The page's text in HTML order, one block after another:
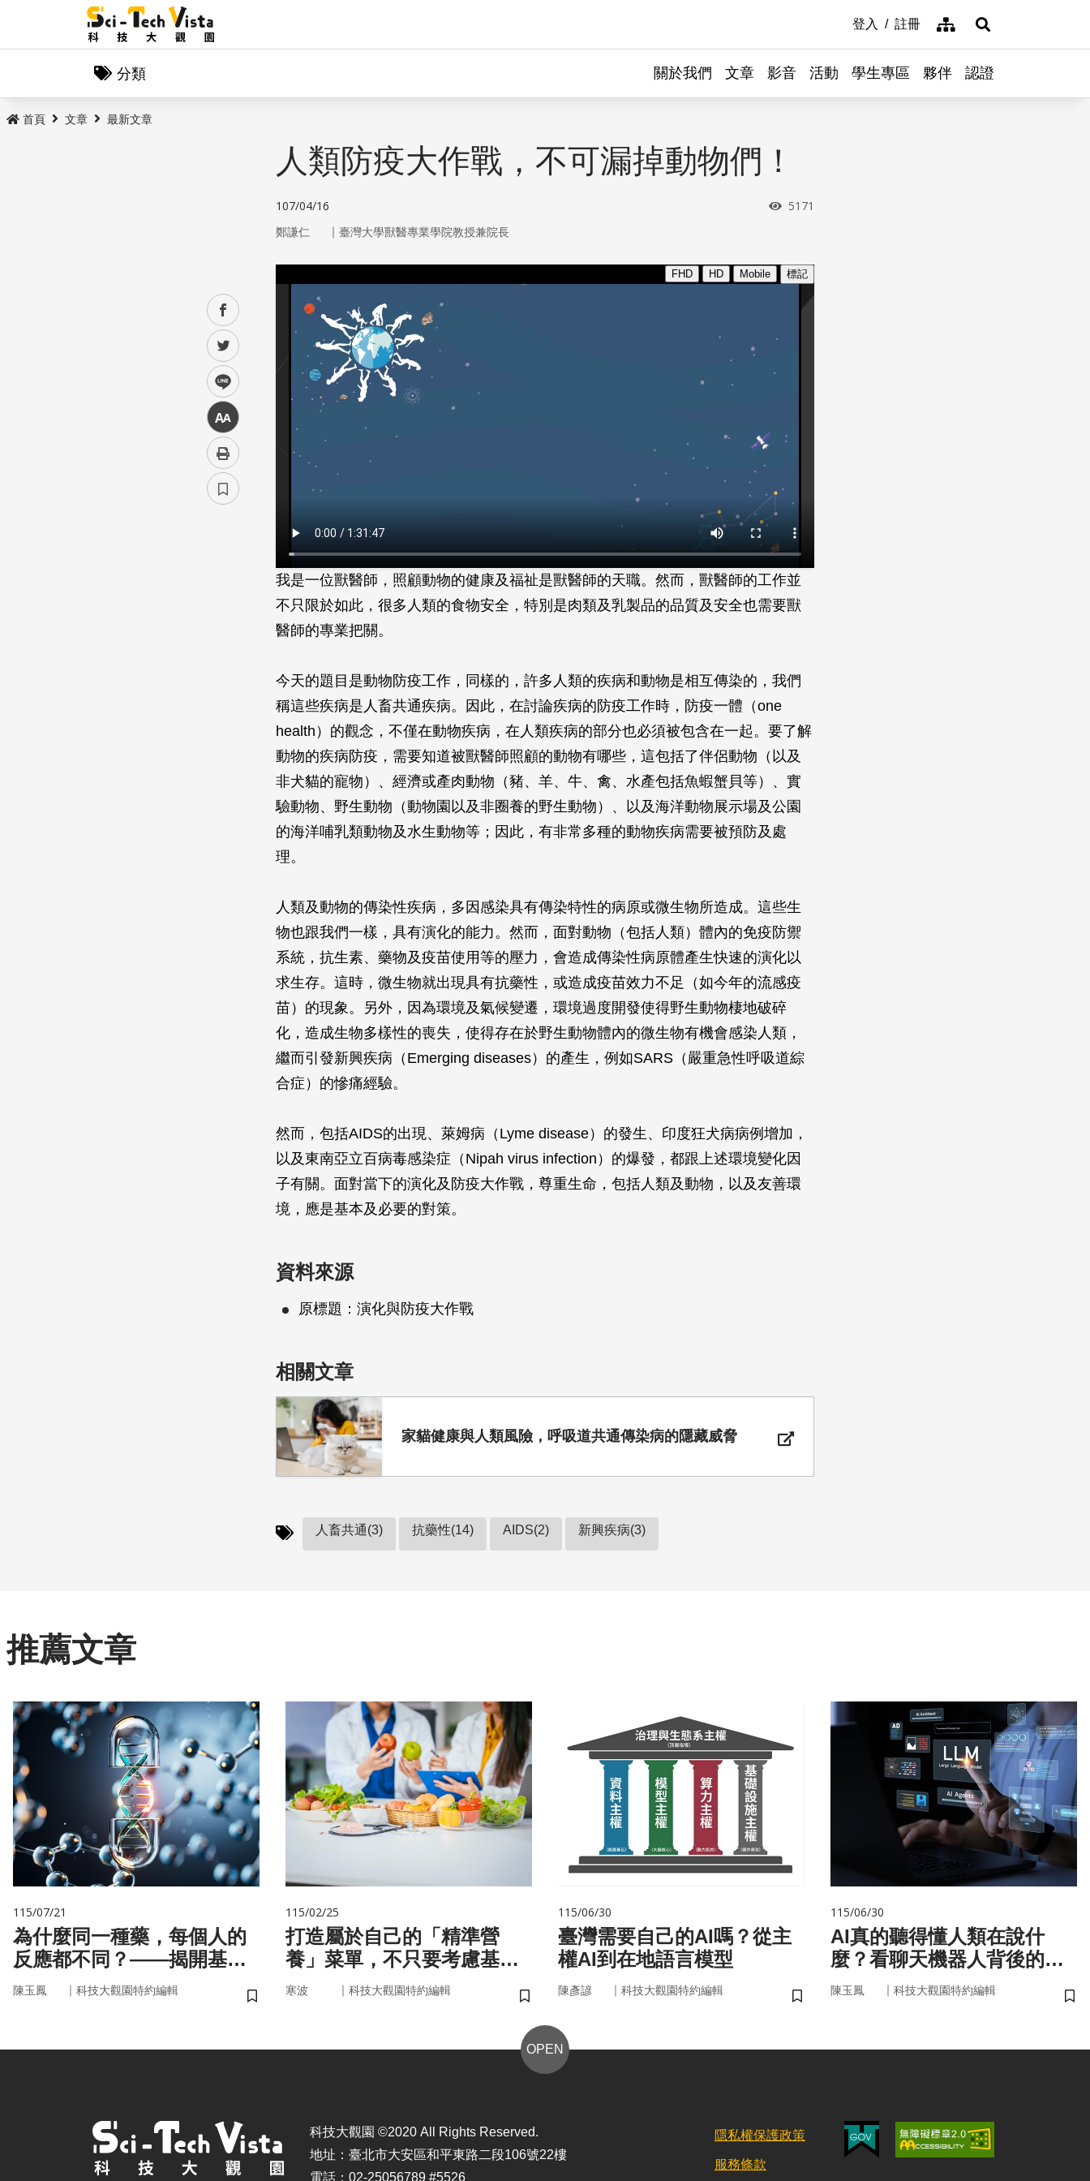
登入 註冊 網站導覽展開搜尋
分類 關於我們 文章 影音 活動 學生專區 夥伴 認證
首頁 文章 最新文章
facebook
twitter
line
中
人類防疫大作戰，不可漏掉動物們！
107/04/16 瀏覽次數
5171
鄭謙仁 ｜ 臺灣大學獸醫專業學院教授兼院長
我是一位獸醫師，照顧動物的健康及福祉是獸醫師的天職。然而，獸醫師的工作並
不只限於如此，很多人類的食物安全，特別是肉類及乳製品的品質及安全也需要獸
醫師的專業把關。
今天的題目是動物防疫工作，同樣的，許多人類的疾病和動物是相互傳染的，我們
稱這些疾病是人畜共通疾病。因此，在討論疾病的防疫工作時，防疫一體（one
health）的觀念，不僅在動物疾病，在人類疾病的部分也必須被包含在一起。要了解
動物的疾病防疫，需要知道被獸醫師照顧的動物有哪些，這包括了伴侶動物（以及
非犬貓的寵物）、經濟或產肉動物（豬、羊、牛、禽、水產包括魚蝦蟹貝等）、實
驗動物、野生動物（動物園以及非圈養的野生動物）、以及海洋動物展示場及公園
的海洋哺乳類動物及水生動物等；因此，有非常多種的動物疾病需要被預防及處
理。
人類及動物的傳染性疾病，多因感染具有傳染特性的病原或微生物所造成。這些生
物也跟我們一樣，具有演化的能力。然而，面對動物（包括人類）體內的免疫防禦
系統，抗生素、藥物及疫苗使用等的壓力，會造成傳染性病原體產生快速的演化以
求生存。這時，微生物就出現具有抗藥性，或造成疫苗效力不足（如今年的流感疫
苗）的現象。另外，因為環境及氣候變遷，環境過度開發使得野生動物棲地破碎
化，造成生物多樣性的喪失，使得存在於野生動物體內的微生物有機會感染人類，
繼而引發新興疾病（Emerging diseases）的產生，例如SARS（嚴重急性呼吸道綜
合症）的慘痛經驗。
然而，包括AIDS的出現、萊姆病（Lyme disease）的發生、印度狂犬病病例增加，
以及東南亞立百病毒感染症（Nipah virus infection）的爆發，都跟上述環境變化因
子有關。面對當下的演化及防疫大作戰，尊重生命，包括人類及動物，以及友善環
境，應是基本及必要的對策。
資料來源
原標題：演化與防疫大作戰
相關文章
家貓健康與人類風險，呼吸道共通傳染病的隱藏威脅
人畜共通(3) 抗藥性(14) AIDS(2) 新興疾病(3)
推薦文章
115/07/21
為什麼同一種藥，每個人的
反應都不同？——揭開基因
的用藥密碼
陳玉鳳 ｜ 科技大觀園特約編輯
儲存書籤
115/02/25
打造屬於自己的「精準營
養」菜單，不只要考慮基
因，關鍵更在腸道微生物
寒波 ｜ 科技大觀園特約編輯
儲存書籤
115/06/30
臺灣需要自己的AI嗎？從主
權AI到在地語言模型
陳彥諺 ｜ 科技大觀園特約編輯
儲存書籤
115/06/30
AI真的聽得懂人類在說什
麼？看聊天機器人背後的語
言科技
陳玉鳳 ｜ 科技大觀園特約編輯
儲
OPEN
科技大觀園 ©2020 All Rights Reserved.
地址：臺北市大安區和平東路二段106號22樓
電話：02-25056789 #5526
隱私權保護政策
服務條款